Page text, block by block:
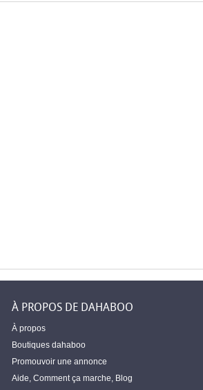
À PROPOS DE DAHABOO
À propos
Boutiques dahaboo
Promouvoir une annonce
Aide Comment ça marche Blog